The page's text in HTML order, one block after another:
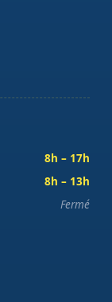
8h – 17h
8h – 13h
Fermé